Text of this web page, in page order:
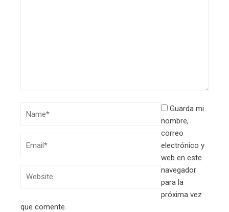
Guarda mi
nombre,
correo
electrónico y
web en este
navegador
para la
próxima vez
que comente.